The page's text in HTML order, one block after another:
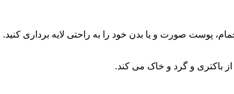
پوست صورت و یا بدن خود را به راحتی لایه برداری
باکتری و گرد و خاک می کند.